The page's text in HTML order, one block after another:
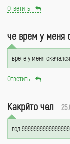
Ответить
че врем у меня
врете у меня скачался
Ответить
Какрйто чел
год